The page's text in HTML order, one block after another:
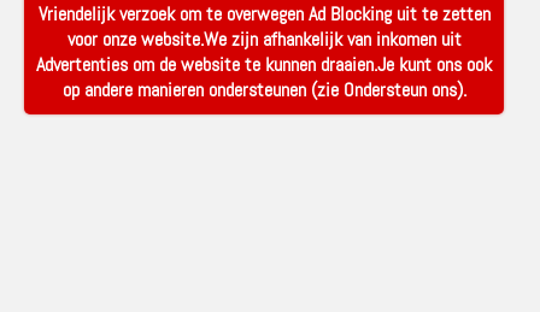
Vriendelijk verzoek om te overwegen Ad Blocking uit te zetten
voor onze website.We zijn afhankelijk van inkomen uit
Advertenties om de website te kunnen draaien.Je kunt ons ook
op andere manieren ondersteunen (zie Ondersteun ons).